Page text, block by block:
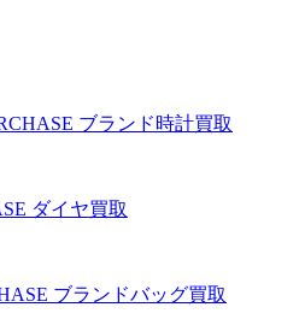
ブランド時計買取
ダイヤ買取
ブランドバッグ買取